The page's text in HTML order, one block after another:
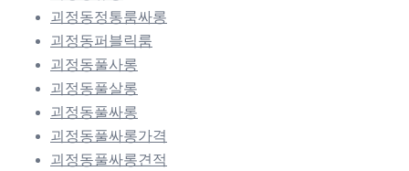
괴정동정통룸싸롱
괴정동퍼블릭룸
괴정동풀사롱
괴정동풀살롱
괴정동풀싸롱
괴정동풀싸롱가격
괴정동풀싸롱견적